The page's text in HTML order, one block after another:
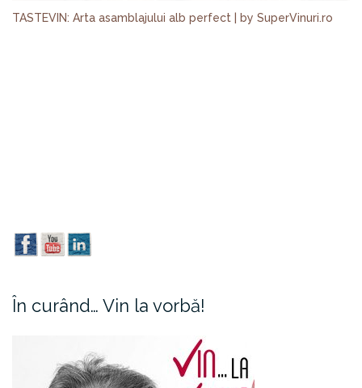
TASTEVIN: Arta asamblajului alb perfect | by SuperVinuri.ro
În curând… Vin la vorbă!